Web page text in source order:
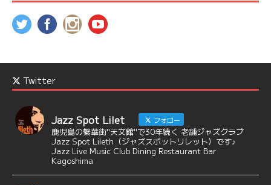
Twitter
Jazz Spot Lilet フォロー
鹿児島の繁華街"天文館"で30年続く 老舗ジャズクラブ
Jazz Spot Lileth（ジャズスポットリレット）です♪
Jazz Live Music Club Dining Restaurant Bar
Kagoshima